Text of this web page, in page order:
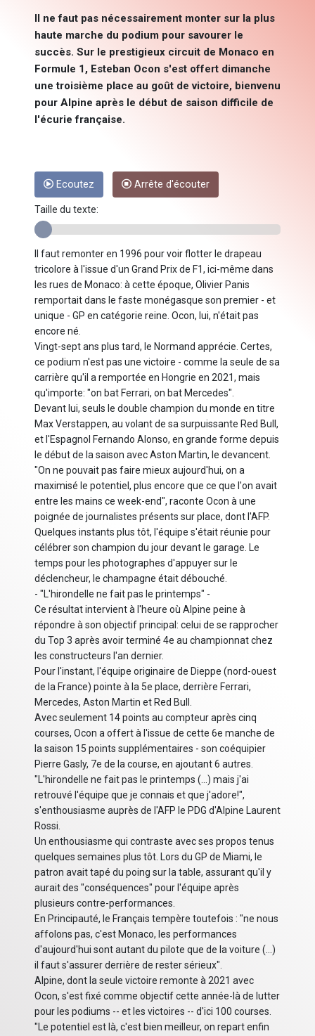
Il ne faut pas nécessairement monter sur la plus
haute marche du podium pour savourer le
succès. Sur le prestigieux circuit de Monaco en
Formule 1, Esteban Ocon s'est offert dimanche
une troisième place au goût de victoire, bienvenu
pour Alpine après le début de saison difficile de
l'écurie française.
Ecoutez Arrête d'écouter
Taille du texte:
Il faut remonter en 1996 pour voir flotter le drapeau
tricolore à l'issue d'un Grand Prix de F1, ici-même dans
les rues de Monaco: à cette époque, Olivier Panis
remportait dans le faste monégasque son premier - et
unique - GP en catégorie reine. Ocon, lui, n'était pas
encore né.
Vingt-sept ans plus tard, le Normand apprécie. Certes,
ce podium n'est pas une victoire - comme la seule de sa
carrière qu'il a remportée en Hongrie en 2021, mais
qu'importe: "on bat Ferrari, on bat Mercedes".
Devant lui, seuls le double champion du monde en titre
Max Verstappen, au volant de sa surpuissante Red Bull,
et l'Espagnol Fernando Alonso, en grande forme depuis
le début de la saison avec Aston Martin, le devancent.
"On ne pouvait pas faire mieux aujourd'hui, on a
maximisé le potentiel, plus encore que ce que l'on avait
entre les mains ce week-end", raconte Ocon à une
poignée de journalistes présents sur place, dont l'AFP.
Quelques instants plus tôt, l'équipe s'était réunie pour
célébrer son champion du jour devant le garage. Le
temps pour les photographes d'appuyer sur le
déclencheur, le champagne était débouché.
- "L'hirondelle ne fait pas le printemps" -
Ce résultat intervient à l'heure où Alpine peine à
répondre à son objectif principal: celui de se rapprocher
du Top 3 après avoir terminé 4e au championnat chez
les constructeurs l'an dernier.
Pour l'instant, l'équipe originaire de Dieppe (nord-ouest
de la France) pointe à la 5e place, derrière Ferrari,
Mercedes, Aston Martin et Red Bull.
Avec seulement 14 points au compteur après cinq
courses, Ocon a offert à l'issue de cette 6e manche de
la saison 15 points supplémentaires - son coéquipier
Pierre Gasly, 7e de la course, en ajoutant 6 autres.
"L'hirondelle ne fait pas le printemps (...) mais j'ai
retrouvé l'équipe que je connais et que j'adore!",
s'enthousiasme auprès de l'AFP le PDG d'Alpine Laurent
Rossi.
Un enthousiasme qui contraste avec ses propos tenus
quelques semaines plus tôt. Lors du GP de Miami, le
patron avait tapé du poing sur la table, assurant qu'il y
aurait des "conséquences" pour l'équipe après
plusieurs contre-performances.
En Principauté, le Français tempère toutefois : "ne nous
affolons pas, c'est Monaco, les performances
d'aujourd'hui sont autant du pilote que de la voiture (...)
il faut s'assurer derrière de rester sérieux".
Alpine, dont la seule victoire remonte à 2021 avec
Ocon, s'est fixé comme objectif cette année-là de lutter
pour les podiums -- et les victoires -- d'ici 100 courses.
"Le potentiel est là, c'est bien meilleur, on repart enfin